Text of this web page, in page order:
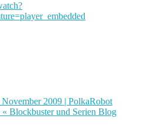
2009 | PolkaRobot
« Blockbuster und Serien Blog